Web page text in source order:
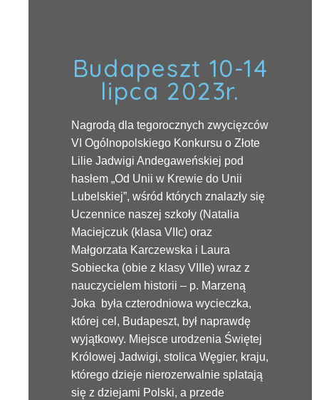
Budapeszt 10-14
lipca 2023r.
Nagrodą dla tegorocznych zwycięzców
VI Ogólnopolskiego Konkursu o Złote
Lilie Jadwigi Andegaweńskiej pod
hasłem „Od Unii w Krewie do Unii
Lubelskiej”, wśród których znalazły się
Uczennice naszej szkoły (Natalia
Maciejczuk(klasa VIIc) oraz
Małgorzata Karczewska i Laura
Sobiecka (obie z klasy VIIIe) wraz z
nauczycielem historii – p. Marzeną
Jokabyła czterodniowa wycieczka,
której cel, Budapeszt, był naprawdę
wyjątkowy. Miejsce urodzenia Świętej
Królowej Jadwigi, stolica Węgier, kraju,
którego dzieje nierozerwalnie splatają
się z dziejami Polski, a przede